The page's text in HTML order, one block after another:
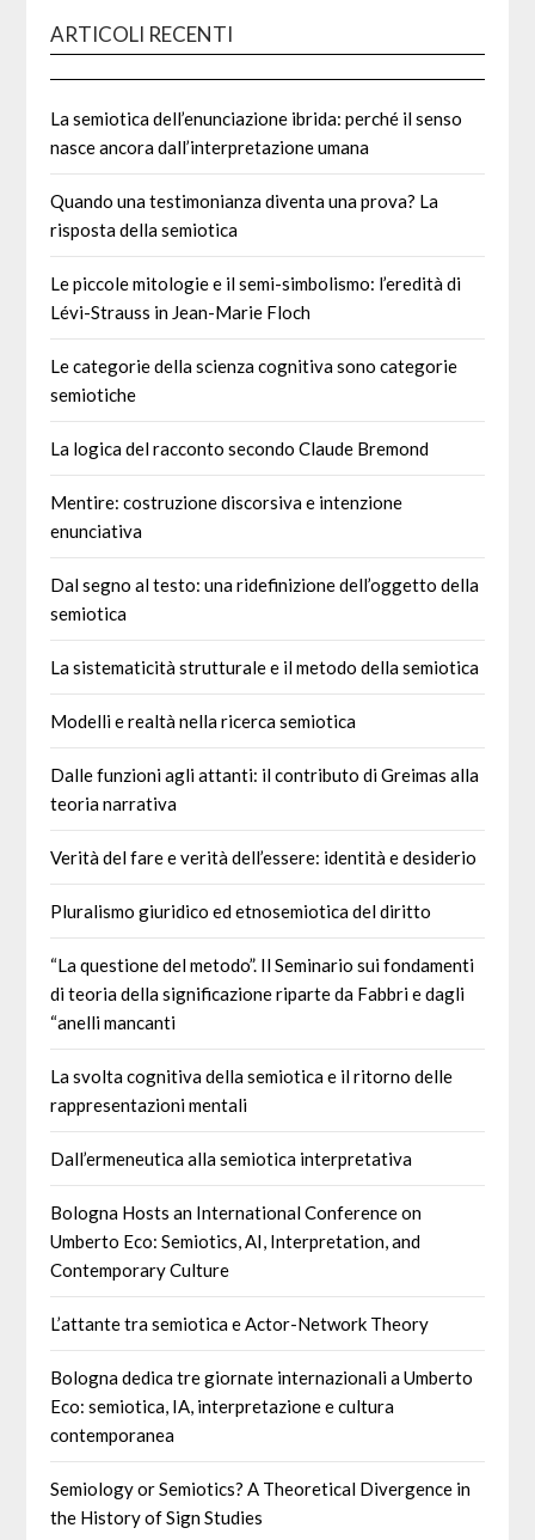
ARTICOLI RECENTI
La semiotica dell’enunciazione ibrida: perché il senso
nasce ancora dall’interpretazione umana
Quando una testimonianza diventa una prova? La
risposta della semiotica
Le piccole mitologie e il semi-simbolismo: l’eredità di
Lévi-Strauss in Jean-Marie Floch
Le categorie della scienza cognitiva sono categorie
semiotiche
La logica del racconto secondo Claude Bremond
Mentire: costruzione discorsiva e intenzione
enunciativa
Dal segno al testo: una ridefinizione dell’oggetto della
semiotica
La sistematicità strutturale e il metodo della semiotica
Modelli e realtà nella ricerca semiotica
Dalle funzioni agli attanti: il contributo di Greimas alla
teoria narrativa
Verità del fare e verità dell’essere: identità e desiderio
Pluralismo giuridico ed etnosemiotica del diritto
“La questione del metodo”. Il Seminario sui fondamenti
di teoria della significazione riparte da Fabbri e dagli
“anelli mancanti
La svolta cognitiva della semiotica e il ritorno delle
rappresentazioni mentali
Dall’ermeneutica alla semiotica interpretativa
Bologna Hosts an International Conference on
Umberto Eco: Semiotics, AI, Interpretation, and
Contemporary Culture
L’attante tra semiotica e Actor-Network Theory
Bologna dedica tre giornate internazionali a Umberto
Eco: semiotica, IA, interpretazione e cultura
contemporanea
Semiology or Semiotics? A Theoretical Divergence in
the History of Sign Studies